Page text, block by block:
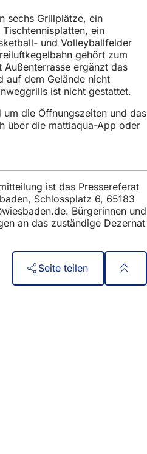
sechs Grillplätze, ein
ein
und Volleyballfelder
gehört zum
Außenterrasse ergänzt das
auf dem Gelände nicht
ist nicht gestattet.
die Öffnungszeiten und das
über die mattiaqua-App oder
ist das Pressereferat
Schlossplatz 6, 65183
wiesbaden de. Bürgerinnen und
an das zuständige Dezernat
Seite teilen